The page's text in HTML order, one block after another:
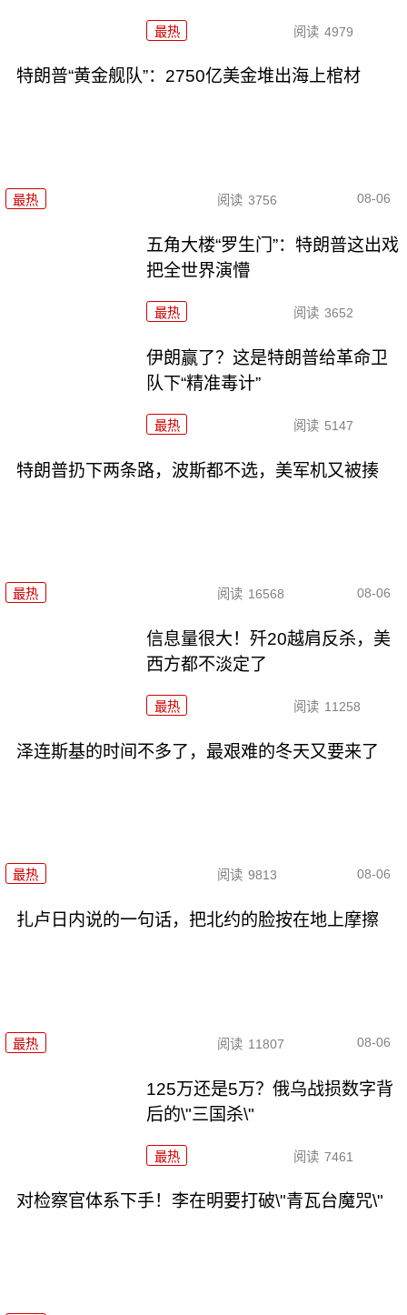
最热 阅读 4979
特朗普“黄金舰队”：2750亿美金堆出海上棺材
最热 阅读 3756 08-06
五角大楼“罗生门”：特朗普这出戏
把全世界演懵
最热 阅读 3652
伊朗赢了？这是特朗普给革命卫
队下“精准毒计”
最热 阅读 5147
特朗普扔下两条路，波斯都不选，美军机又被揍
最热 阅读 16568 08-06
信息量很大！歼20越肩反杀，美
西方都不淡定了
最热 阅读 11258
泽连斯基的时间不多了，最艰难的冬天又要来了
最热 阅读 9813 08-06
扎卢日内说的一句话，把北约的脸按在地上摩擦
最热 阅读 11807 08-06
125万还是5万？俄乌战损数字背
后的\"三国杀\"
最热 阅读 7461
对检察官体系下手！李在明要打破\"青瓦台魔咒\"